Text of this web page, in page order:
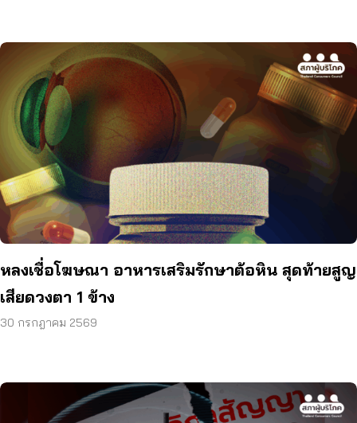
หลงเชื่อโฆษณา อาหารเสริมรักษาต้อหิน สุดท้ายสูญ
เสียดวงตา 1 ข้าง
30 กรกฎาคม 2569